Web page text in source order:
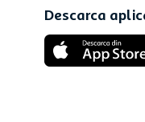
Descarca